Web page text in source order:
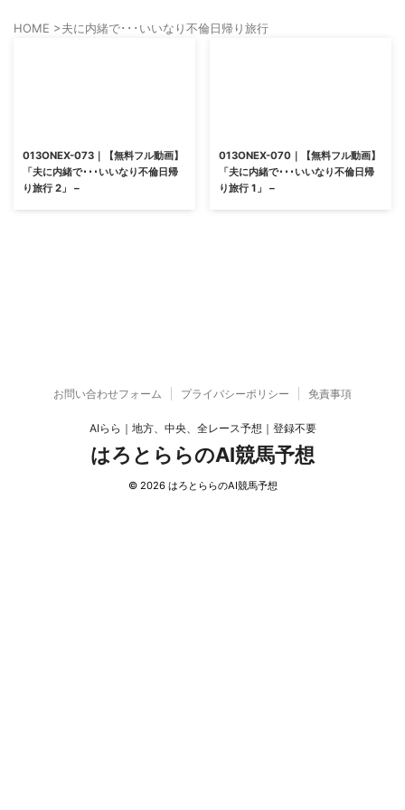
HOME >夫に内緒で･･･いいなり不倫日帰り旅行
013ONEX-073｜【無料フル動画】
「夫に内緒で･･･いいなり不倫日帰
り旅行 2」 –
013ONEX-070｜【無料フル動画】
「夫に内緒で･･･いいなり不倫日帰
り旅行 1」 –
お問い合わせフォーム プライバシーポリシー 免責事項
AIらら｜地方、中央、全レース予想｜登録不要
はろとららのAI競馬予想
© 2026 はろとららのAI競馬予想